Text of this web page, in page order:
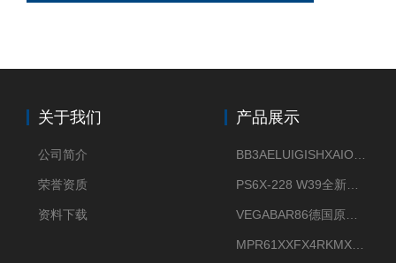
关于我们
公司简介
荣誉资质
资料下载
产品展示